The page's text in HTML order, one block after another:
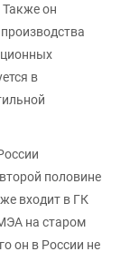
он
в
половине
входит в ГК
на старом
он в России не